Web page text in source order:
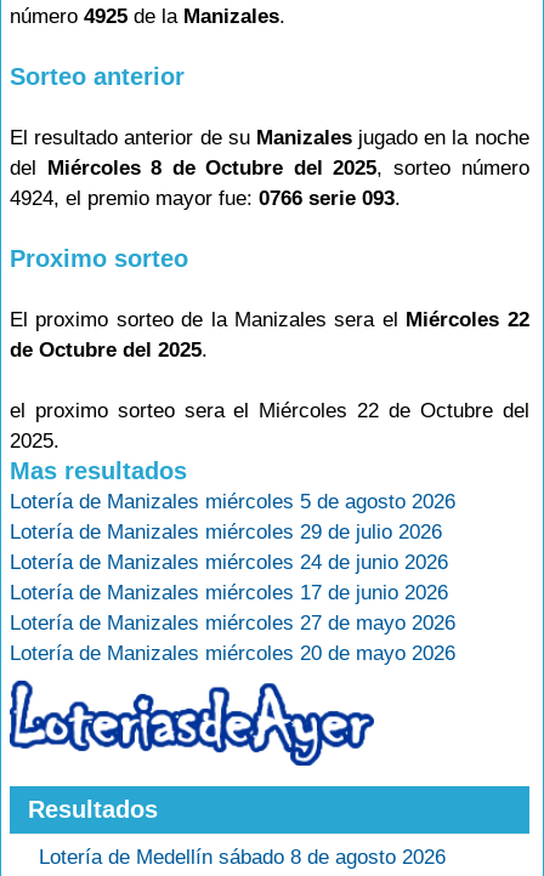
número 4925 de la Manizales.
Sorteo anterior
El resultado anterior de su Manizalesjugado en la noche
del Miércoles 8 de Octubre del 2025, sorteo número
4924, el premio mayor fue: 0766 serie 093.
Proximo sorteo
El proximo sorteo de la Manizales sera el Miércoles 22
de Octubre del 2025.
el proximo sorteo sera el Miércoles 22 de Octubre del
2025.
Mas resultados
Lotería de Manizales miércoles 5 de agosto 2026
Lotería de Manizales miércoles 29 de julio 2026
Lotería de Manizales miércoles 24 de junio 2026
Lotería de Manizales miércoles 17 de junio 2026
Lotería de Manizales miércoles 27 de mayo 2026
Lotería de Manizales miércoles 20 de mayo 2026
Resultados
Lotería de Medellín sábado 8 de agosto 2026